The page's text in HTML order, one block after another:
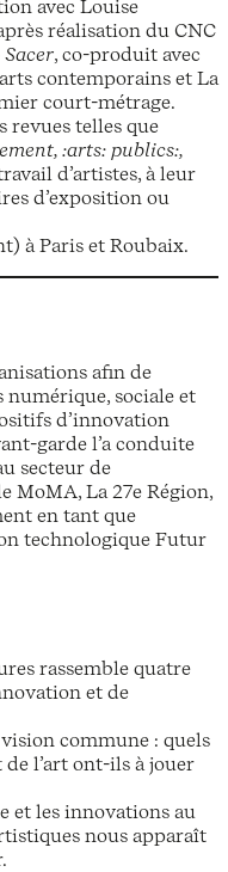
avec Louise
réalisation du CNC
, co-produit avec
contemporains et La
court-métrage.
revues telles que
:arts: publics:,
d’artistes, à leur
d’exposition ou
à Paris et Roubaix.
afin de
sociale et
d’innovation
garde l’a conduite
secteur de
MoMA, La 27e Région,
en tant que
technologique Futur
rassemble quatre
et de
commune : quels
l’art ont-ils à jouer
et les innovations au
nous apparaît